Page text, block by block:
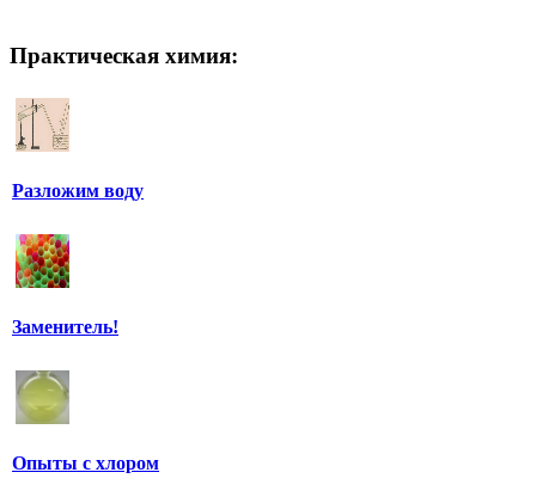
Практическая химия:
Разложим воду
Заменитель!
Опыты с хлором